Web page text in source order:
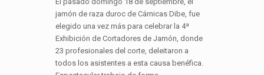
jamón de raza duroc de Cárnicas Dibe, fue
elegido una vez más para celebrar la 4ª
Exhibición de Cortadores de Jamón, donde
23 profesionales del corte, deleitaron a
todos los asistentes a esta causa benéfica.